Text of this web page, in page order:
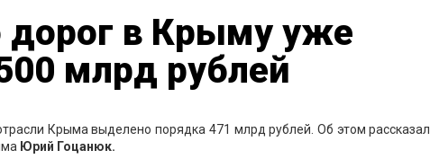
дорог в Крыму уже
млрд рублей
Крыма выделено порядка 471 млрд рублей. Об этом рассказал
Юрий Гоцанюк.